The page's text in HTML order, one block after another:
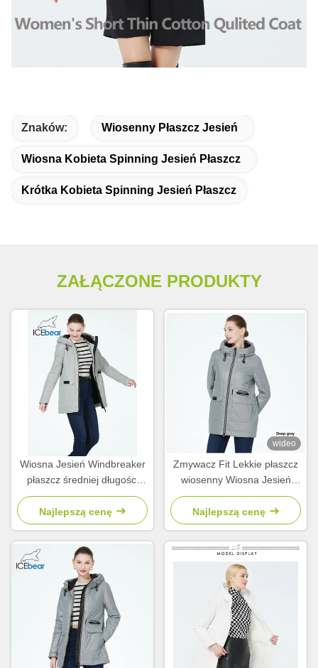
Znaków: Wiosenny Płaszcz Jesień
Wiosna Kobieta Spinning Jesień Płaszcz
Krótka Kobieta Spinning Jesień Płaszcz
ZAŁĄCZONE PRODUKTY
Wiosna Jesień Windbreaker
płaszcz średniej długości
kolekcja wiosenne płaszcze
dla kobiet Jesień
Najlepszą cenę
wideo
Zmywacz Fit Lekkie płaszcz
wiosenny Wiosna Jesień
Zamknięty płaszcz wiatrowy
Najlepszą cenę